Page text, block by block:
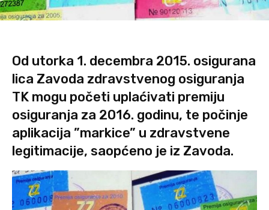
Od utorka 1. decembra 2015. osigurana
lica Zavoda zdravstvenog osiguranja
TK mogu početi uplaćivati premiju
osiguranja za 2016. godinu, te počinje
aplikacija ”markice” u zdravstvene
legitimacije, saopćeno je iz Zavoda.